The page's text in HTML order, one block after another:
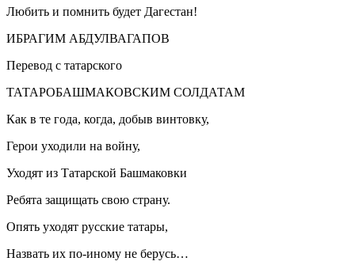
Любить и помнить будет Дагестан!
ИБРАГИМ АБДУЛВАГАПОВ
Перевод с татарского
ТАТАРОБАШМАКОВСКИМ СОЛДАТАМ
Как в те года, когда, добыв винтовку,
Герои уходили на войну,
Уходят из Татарской Башмаковки
Ребята защищать свою страну.
Опять уходят русские татары,
Назвать их по-иному не берусь…